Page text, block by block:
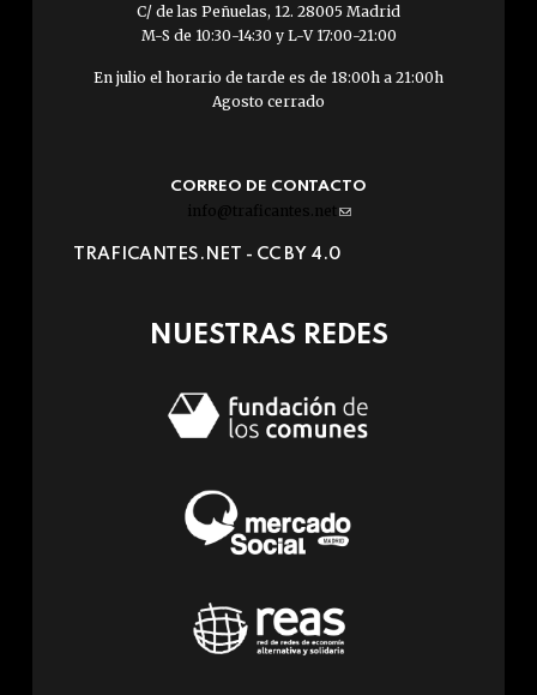
C/ de las Peñuelas, 12. 28005 Madrid
M-S de 10:30-14:30 y L-V 17:00-21:00
En julio el horario de tarde es de 18:00h a 21:00h
Agosto cerrado
CORREO DE CONTACTO
info@traficantes.net (link
e-
TRAFICANTES.NET - CC BY 4.0
NUESTRAS REDES